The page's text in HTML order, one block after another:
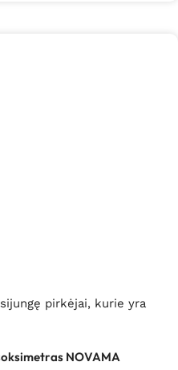
NOVAMA
pirkėjai, kurie yra